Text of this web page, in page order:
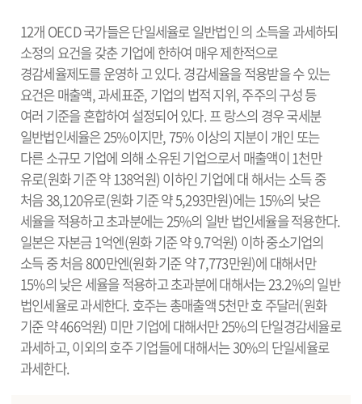
12개 OECD 국가들은 단일세율로 일반법인 의 소득을 과세하되
소정의 요건을 갖춘 기업에 한하여 매우 제한적으로
경감세율제도를 운영하 고 있다. 경감세율을 적용받을 수 있는
요건은 매출액, 과세표준, 기업의 법적 지위, 주주의 구성 등
여러 기준을 혼합하여 설정되어 있다. 프 랑스의 경우 국세분
일반법인세율은 25%이지만, 75% 이상의 지분이 개인 또는
다른 소규모 기업에 의해 소유된 기업으로서 매출액이 1천만
유로(원화 기준 약 138억원) 이하인 기업에 대 해서는 소득 중
처음 38,120유로(원화 기준 약 5,293만원)에는 15%의 낮은
세율을 적용하고 초과분에는 25%의 일반 법인세율을 적용한다.
일본은 자본금 1억엔(원화 기준 약 9.7억원) 이하 중소기업의
소득 중 처음 800만엔(원화 기준 약 7,773만원)에 대해서만
15%의 낮은 세율을 적용하고 초과분에 대해서는 23.2%의 일반
법인세율로 과세한다. 호주는 총매출액 5천만 호 주달러(원화
기준 약 466억원) 미만 기업에 대해서만 25%의 단일경감세율로
과세하고, 이외의 호주 기업들에 대해서는 30%의 단일세율로
과세한다.